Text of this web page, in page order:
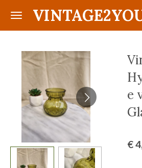
Ga
hoofdinhoud
e
€